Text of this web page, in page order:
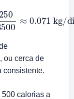
kg/dia
ou cerca de
consistente.
500 calorias a